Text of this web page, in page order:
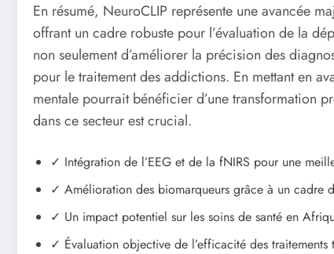
En résumé, NeuroCLIP représente une avancée
offrant un cadre robuste pour l’évaluation de la
non seulement d’améliorer la précision des
pour le traitement des addictions. En mettant en
mentale pourrait bénéficier d’une transformation
dans ce secteur est crucial.
✓ Intégration de l’EEG et de la fNIRS pour une
✓ Amélioration des biomarqueurs grâce à un cadre
✓ Un impact potentiel sur les soins de santé en
✓ Évaluation objective de l’efficacité des traitements